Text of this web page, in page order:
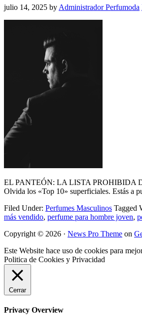
julio 14, 2025 by Administrador Perfumoda
EL PANTEÓN: LA LISTA PROHIBIDA
Olvida los «Top 10» superficiales. Estás a
Filed Under: Perfumes Masculinos Tagged
más vendido, perfume para hombre joven,
Copyright © 2026 · News Pro Theme on
Este Website hace uso de cookies para
Politica de Cookies y Privacidad
Cerrar
Privacy Overview